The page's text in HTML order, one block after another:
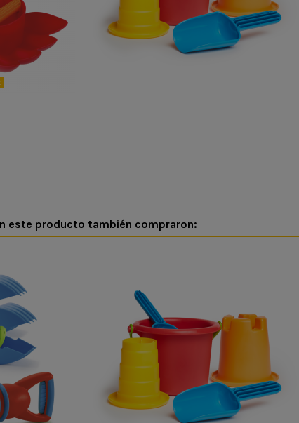
este producto también compraron: